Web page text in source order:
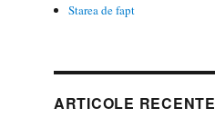
Starea de fapt
ARTICOLE RECENTE